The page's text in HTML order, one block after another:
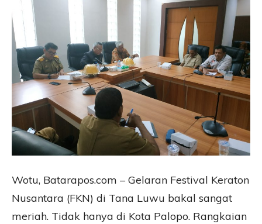
Wotu, Batarapos.com – Gelaran Festival Keraton
Nusantara (FKN) di Tana Luwu bakal sangat
meriah. Tidak hanya di Kota Palopo. Rangkaian